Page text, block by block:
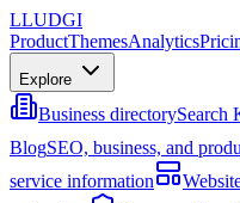
LLUDGI
ProductThemesAnalytics
Explore
Business directorySearch
BlogSEO, business, and
service information